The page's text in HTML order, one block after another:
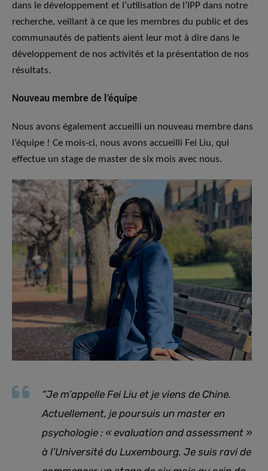
dans le développement et l’utilisation de l’IPP dans notre
recherche, veillant à ce que les membres du public et des
communautés de patients aient leur mot à dire dans le
développement de nos activités et la présentation de nos
résultats.
Nouveau membre de l’équipe
Nous avons également accueilli un nouveau membre dans
l’équipe ! Ce mois-ci, nous avons accueilli Fei Liu, qui
effectue un stage de master de six mois avec nous.
“Je m’appelle Fei Liu et je viens de Chine.
Actuellement, je poursuis un master en
psychologie : « evaluation and assessment »
à l’Université du Luxembourg. Je suis ravi de